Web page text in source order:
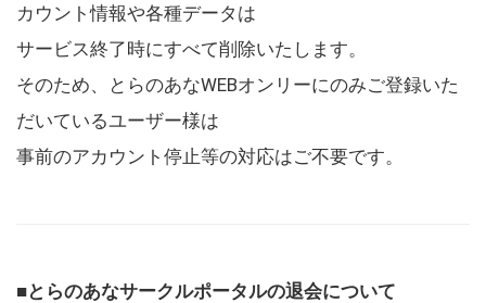
カウント情報や各種データは
サービス終了時にすべて削除いたします。
そのため、とらのあなWEBオンリーにのみご登録いた
だいているユーザー様は
事前のアカウント停止等の対応はご不要です。
■とらのあなサークルポータルの退会について